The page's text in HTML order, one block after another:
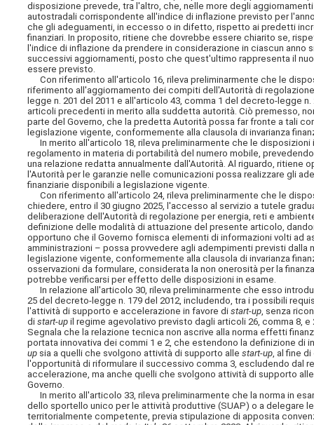
disposizione prevede, tra l'altro, che, nelle more degli
autostradali corrispondente all'indice di inflazione previsto per
che gli adeguamenti, in eccesso o in difetto, rispetto ai predetti
finanziari. In proposito, ritiene che dovrebbe essere chiarito se,
l'indice di inflazione da prendere in considerazione in ciascun
successivi aggiornamenti, posto che quest'ultimo rappresenta il
essere previsto.
Con riferimento all'articolo 16, rileva preliminarmente che le
riferimento all'aggiornamento dei compiti dell'Autorità di
legge n. 201 del 2011 e all'articolo 43, comma 1 del decreto-legge
articoli precedenti in merito alla suddetta autorità. Ciò premesso,
parte del Governo, che la predetta Autorità possa far fronte a tali
legislazione vigente, conformemente alla clausola di invarianza
In merito all'articolo 18, rileva preliminarmente che le
regolamento in materia di portabilità del numero mobile,
una relazione redatta annualmente dall'Autorità. Al riguardo, ritiene
l'Autorità per le garanzie nelle comunicazioni possa realizzare gli
finanziarie disponibili a legislazione vigente.
Con riferimento all'articolo 24, rileva preliminarmente che le
chiedere, entro il 30 giugno 2025, l'accesso al servizio a tutele
deliberazione dell'Autorità di regolazione per energia, reti e
definizione delle modalità di attuazione del presente articolo,
opportuno che il Governo fornisca elementi di informazioni volti ad
amministrazioni – possa provvedere agli adempimenti previsti dalla
legislazione vigente, conformemente alla clausola di invarianza
osservazioni da formulare, considerata la non onerosità per la
potrebbe verificarsi per effetto delle disposizioni in esame.
In relazione all'articolo 30, rileva preliminarmente che esso
25 del decreto-legge n. 179 del 2012, includendo, tra i possibili
l'attività di supporto e accelerazione in favore distart-up , senza
distart-up il regime agevolativo previsto dagli articoli 26, comma 8,
Segnala che la relazione tecnica non ascrive alla norma effetti
portata innovativa dei commi 1 e 2, che estendono la definizione
up sia a quelli che svolgono attività di supporto allestart-up , al fine
l'opportunità di riformulare il successivo comma 3, escludendo
accelerazione, ma anche quelli che svolgono attività di supporto
Governo.
In merito all'articolo 33, rileva preliminarmente che la norma in
dello sportello unico per le attività produttive (SUAP) o a delegare
territorialmente competente, previa stipulazione di apposita